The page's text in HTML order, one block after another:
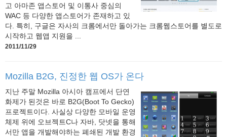
고 아마존 앱스토어 및 이통사 중심의
WAC 등 다양한 앱스토어가 존재하고 있
다. 특히, 구글은 자사의 크롬에서만 돌아가는 크롬웹스토어를 별도로
시작하고 웹앱 지원을 ...
2011/11/29
Mozilla B2G, 진정한 웹 OS가 온다
지난 주말 Mozilla 아시아 캠프에서 단연
화제가 된것은 바로 B2G(Boot To Gecko)
프로젝트이다. 사실상 다양한 모바일 운영
체제 위에 오브젝트C나 자바, 닷넷을 통해
서만 앱을 개발해야하는 폐쇄된 개발 환경